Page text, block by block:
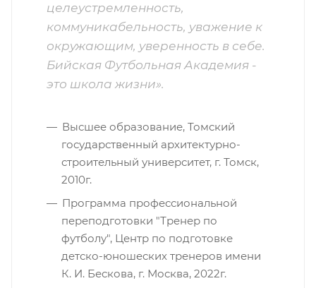
целеустремленность,
коммуникабельность, уважение к
окружающим, уверенность в себе.
Бийская Футбольная Академия -
это школа жизни».
Высшее образование, Томский
государственный архитектурно-
строительный университет, г. Томск,
2010г.
Программа профессиональной
переподготовки "Тренер по
футболу", Центр по подготовке
детско-юношеских тренеров имени
К. И. Бескова, г. Москва, 2022г.